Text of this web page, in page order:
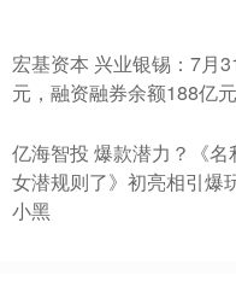
宏基资本 兴业银锡：7月
元，融资融券余额188亿元
亿海智投 爆款潜力？《
女潜规则了》初亮相引爆
小黑